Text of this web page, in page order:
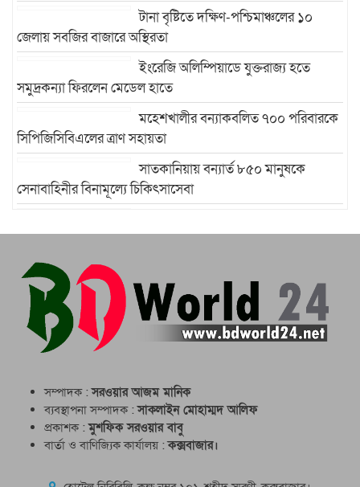
টানা বৃষ্টিতে দক্ষিণ-পশ্চিমাঞ্চলের ১০
জেলায় সবজির বাজারে অস্থিরতা
ইংরেজি অলিম্পিয়াডে যুক্তরাজ্য হতে
সমুদ্রকন্যা ফিরলেন মেডেল হাতে
মহেশখালীর বন্যাকবলিত ৭০০ পরিবারকে
সিপিজিসিবিএলের ত্রাণ সহায়তা
সাতকানিয়ায় বন্যার্ত ৮৫০ মানুষকে
সেনাবাহিনীর বিনামূল্যে চিকিৎসাসেবা
মাদ্রাসাভবনের ওপর পাহাড় ধসে পাঁচ শিক্ষার্থী নিহত
সম্পাদক :সরওয়ার আজম মানিক
ব্যবস্থাপনা সম্পাদক :সাকলাইন মোহাম্মদ আলিফ
প্রকাশক :মুশফিক সরওয়ার বাবু
বার্তা ও বাণিজ্যিক কার্যালয় :কক্সবাজার।